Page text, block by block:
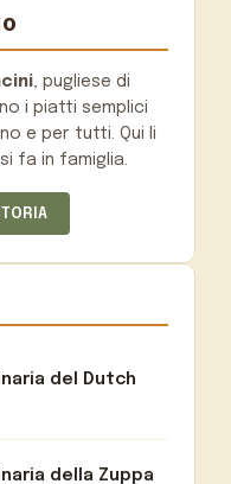
, pugliese di
i piatti semplici
e per tutti. Qui li
fa in famiglia.
del Dutch
della Zuppa